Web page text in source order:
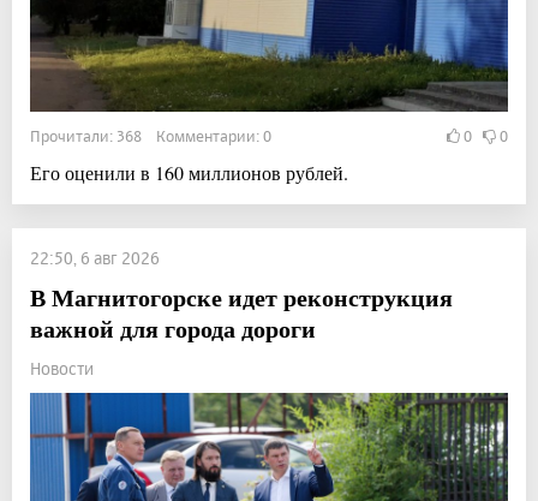
Прочитали: 368 Комментарии: 0 0 0
Его оценили в 160 миллионов рублей.
22:50, 6 авг 2026
В Магнитогорске идет реконструкция
важной для города дороги
Новости